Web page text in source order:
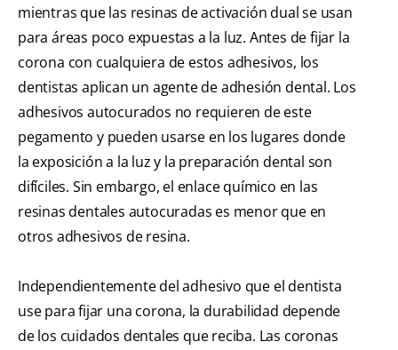
mientras que las resinas de activación dual se usan
para áreas poco expuestas a la luz. Antes de fijar la
corona con cualquiera de estos adhesivos, los
dentistas aplican un agente de adhesión dental. Los
adhesivos autocurados no requieren de este
pegamento y pueden usarse en los lugares donde
la exposición a la luz y la preparación dental son
difíciles. Sin embargo, el enlace químico en las
resinas dentales autocuradas es menor que en
otros adhesivos de resina.
Independientemente del adhesivo que el dentista
use para fijar una corona, la durabilidad depende
de los cuidados dentales que reciba. Las coronas